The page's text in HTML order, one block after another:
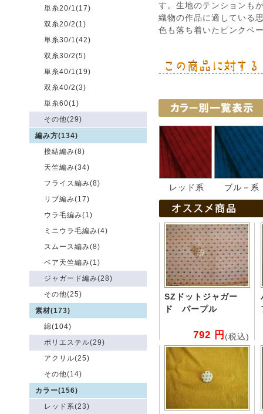
単糸20/1(17)
双糸20/2(1)
単糸30/1(42)
双糸30/2(5)
単糸40/1(19)
双糸40/2(3)
単糸60(1)
その他(29)
編み方(134)
接結編み(8)
天竺編み(34)
フライス編み(8)
リブ編み(17)
ウラ毛編み(1)
ミニウラ毛編み(4)
スムース編み(8)
ベア天竺編み(1)
ジャガード編み(28)
その他(25)
素材(173)
綿(104)
ポリエステル(29)
アクリル(25)
その他(14)
カラー(156)
レッド系(23)
す。生地のテンションも
織物の作品に適している
色も落ち着いたピンクベ
レッド系 ブル－系
SZドットジャガー
ド パープル
792 円 (税込)